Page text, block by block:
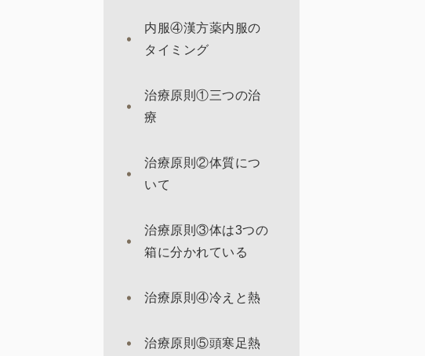
内服④漢方薬内服の
タイミング
治療原則①三つの治
療
治療原則②体質につ
いて
治療原則③体は3つの
箱に分かれている
治療原則④冷えと熱
治療原則⑤頭寒足熱